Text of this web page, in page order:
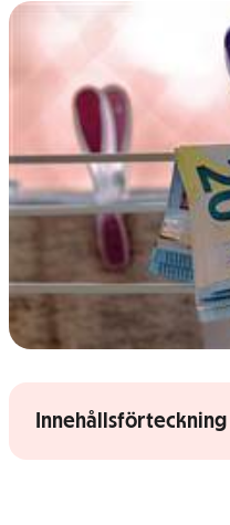
Gå
Visa/dölj
Innehållsförteckning